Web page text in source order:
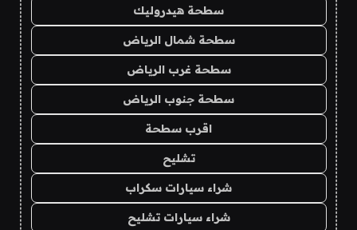
سطحة هيدروليك
سطحة شمال الرياض
سطحة غرب الرياض
سطحة جنوب الرياض
اقرب سطحة
تشليح
شراء سيارات سكراب
شراء سيارات تشليح